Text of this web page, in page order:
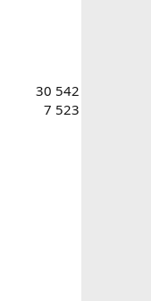
30 542
7 523